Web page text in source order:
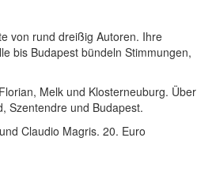
von rund dreißig Autoren. Ihre
bis Budapest bündeln Stimmungen,
Melk und Klosterneuburg. Über
Szentendre und Budapest.
Claudio Magris. 20. Euro